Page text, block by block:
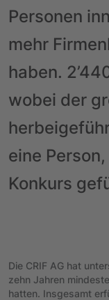
Personen
mehr
haben.
wobei der
eine
Konkurs
Die CRIF AG hat
zehn Jahren
hatten. Insgesamt